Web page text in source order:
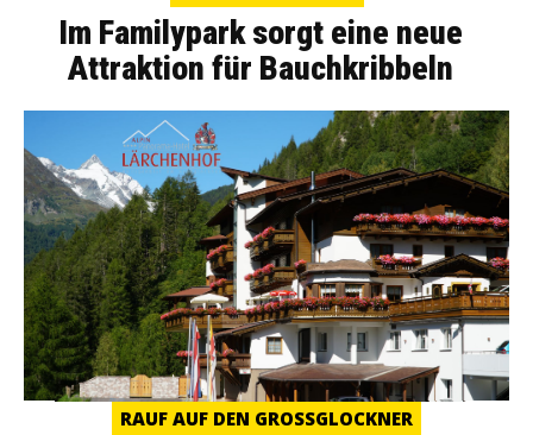
Im Familypark sorgt eine neue
Attraktion für Bauchkribbeln
RAUF AUF DEN GROSSGLOCKNER